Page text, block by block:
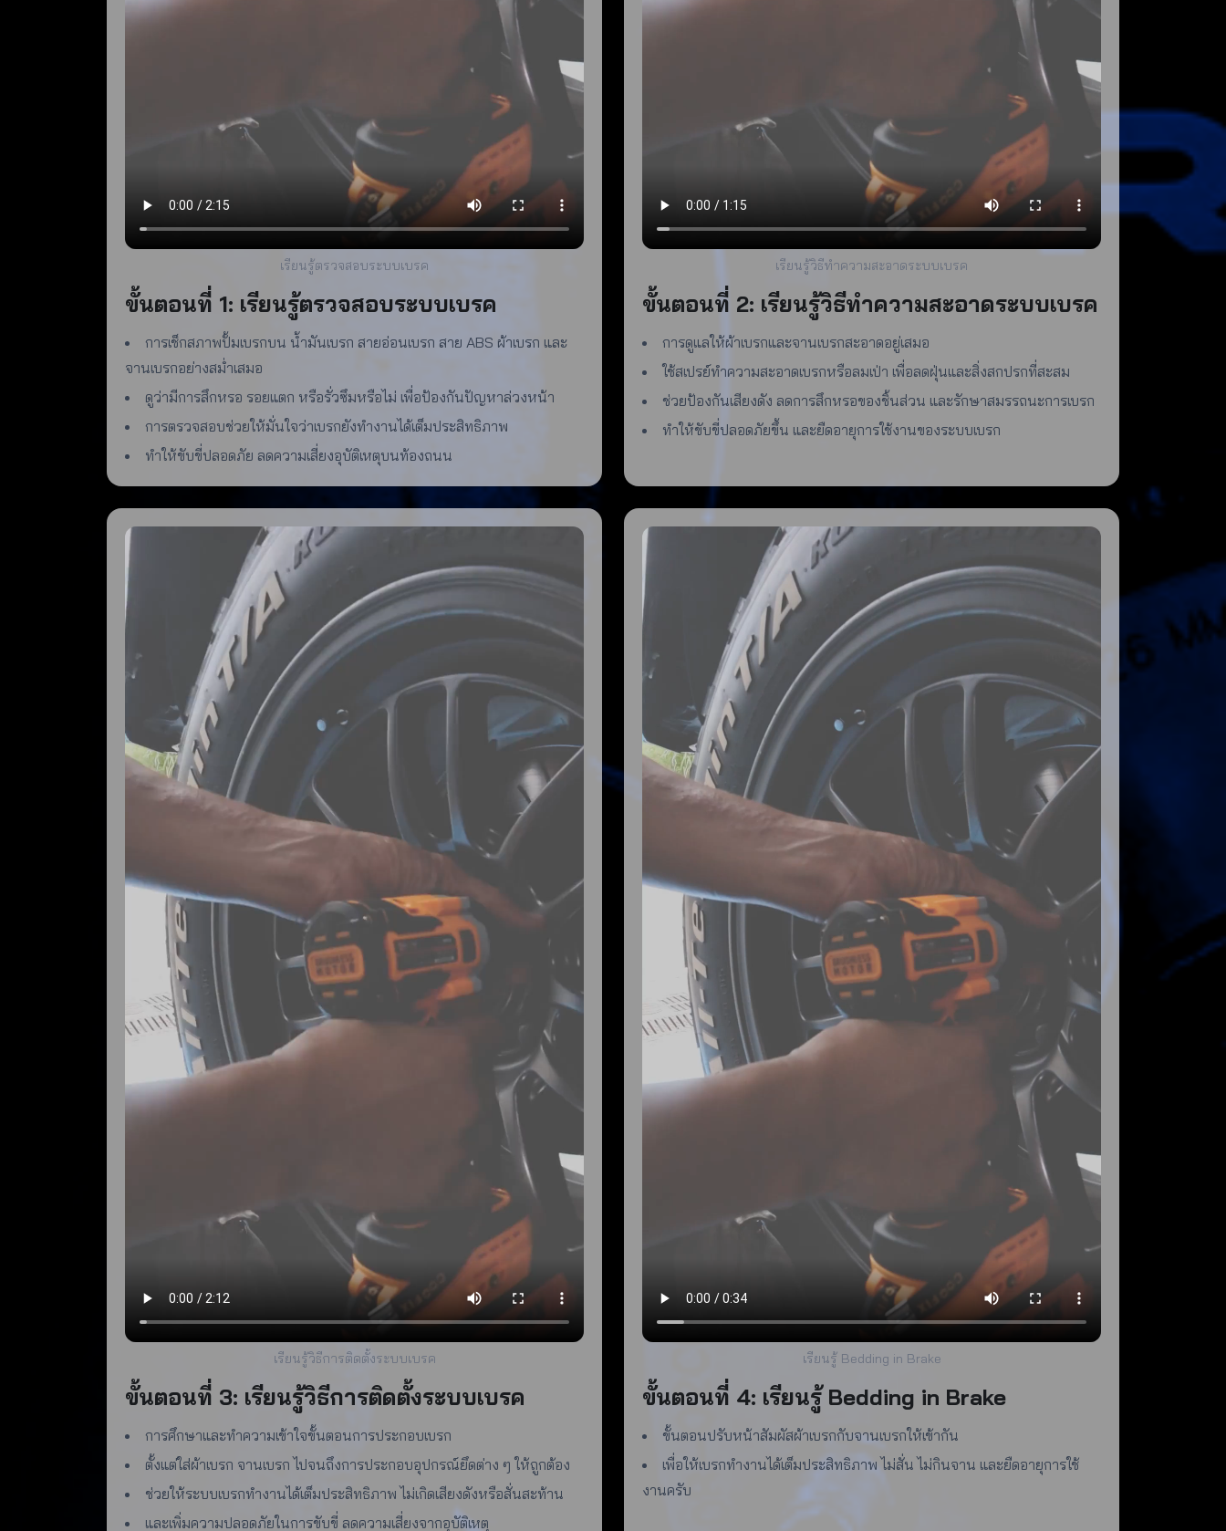
เรียนรู้ตรวจสอบระบบเบรค
ขั้นตอนที่ 1: เรียนรู้ตรวจสอบระบบเบรค
การเช็กสภาพปั้มเบรกบน น้ำมันเบรก สายอ่อนเบรก สาย ABS ผ้าเบรก และ
จานเบรกอย่างสม่ำเสมอ
ดูว่ามีการสึกหรอ รอยแตก หรือรั่วซึมหรือไม่ เพื่อป้องกันปัญหาล่วงหน้า
การตรวจสอบช่วยให้มั่นใจว่าเบรกยังทำงานได้เต็มประสิทธิภาพ
ทำให้ขับขี่ปลอดภัย ลดความเสี่ยงอุบัติเหตุบนท้องถนน
เรียนรู้วิธีทำความสะอาดระบบเบรค
ขั้นตอนที่ 2: เรียนรู้วิธีทำความสะอาดระบบเบรค
การดูแลให้ผ้าเบรกและจานเบรกสะอาดอยู่เสมอ
ใช้สเปรย์ทำความสะอาดเบรกหรือลมเป่า เพื่อลดฝุ่นและสิ่งสกปรกที่สะสม
ช่วยป้องกันเสียงดัง ลดการสึกหรอของชิ้นส่วน และรักษาสมรรถนะการเบรก
ทำให้ขับขี่ปลอดภัยขึ้น และยืดอายุการใช้งานของระบบเบรก
เรียนรู้วิธีการติดตั้งระบบเบรค
ขั้นตอนที่ 3: เรียนรู้วิธีการติดตั้งระบบเบรค
การศึกษาและทำความเข้าใจขั้นตอนการประกอบเบรก
ตั้งแต่ใส่ผ้าเบรก จานเบรก ไปจนถึงการประกอบอุปกรณ์ยึดต่าง ๆ ให้ถูกต้อง
ช่วยให้ระบบเบรกทำงานได้เต็มประสิทธิภาพ ไม่เกิดเสียงดังหรือสั่นสะท้าน
และเพิ่มความปลอดภัยในการขับขี่ ลดความเสี่ยงจากอุบัติเหตุ
เรียนรู้ Bedding in Brake
ขั้นตอนที่ 4: เรียนรู้ Bedding in Brake
ขั้นตอนปรับหน้าสัมผัสผ้าเบรกกับจานเบรกให้เข้ากัน
เพื่อให้เบรกทำงานได้เต็มประสิทธิภาพ ไม่สั่น ไม่กินจาน และยืดอายุการใช้
งานครับ